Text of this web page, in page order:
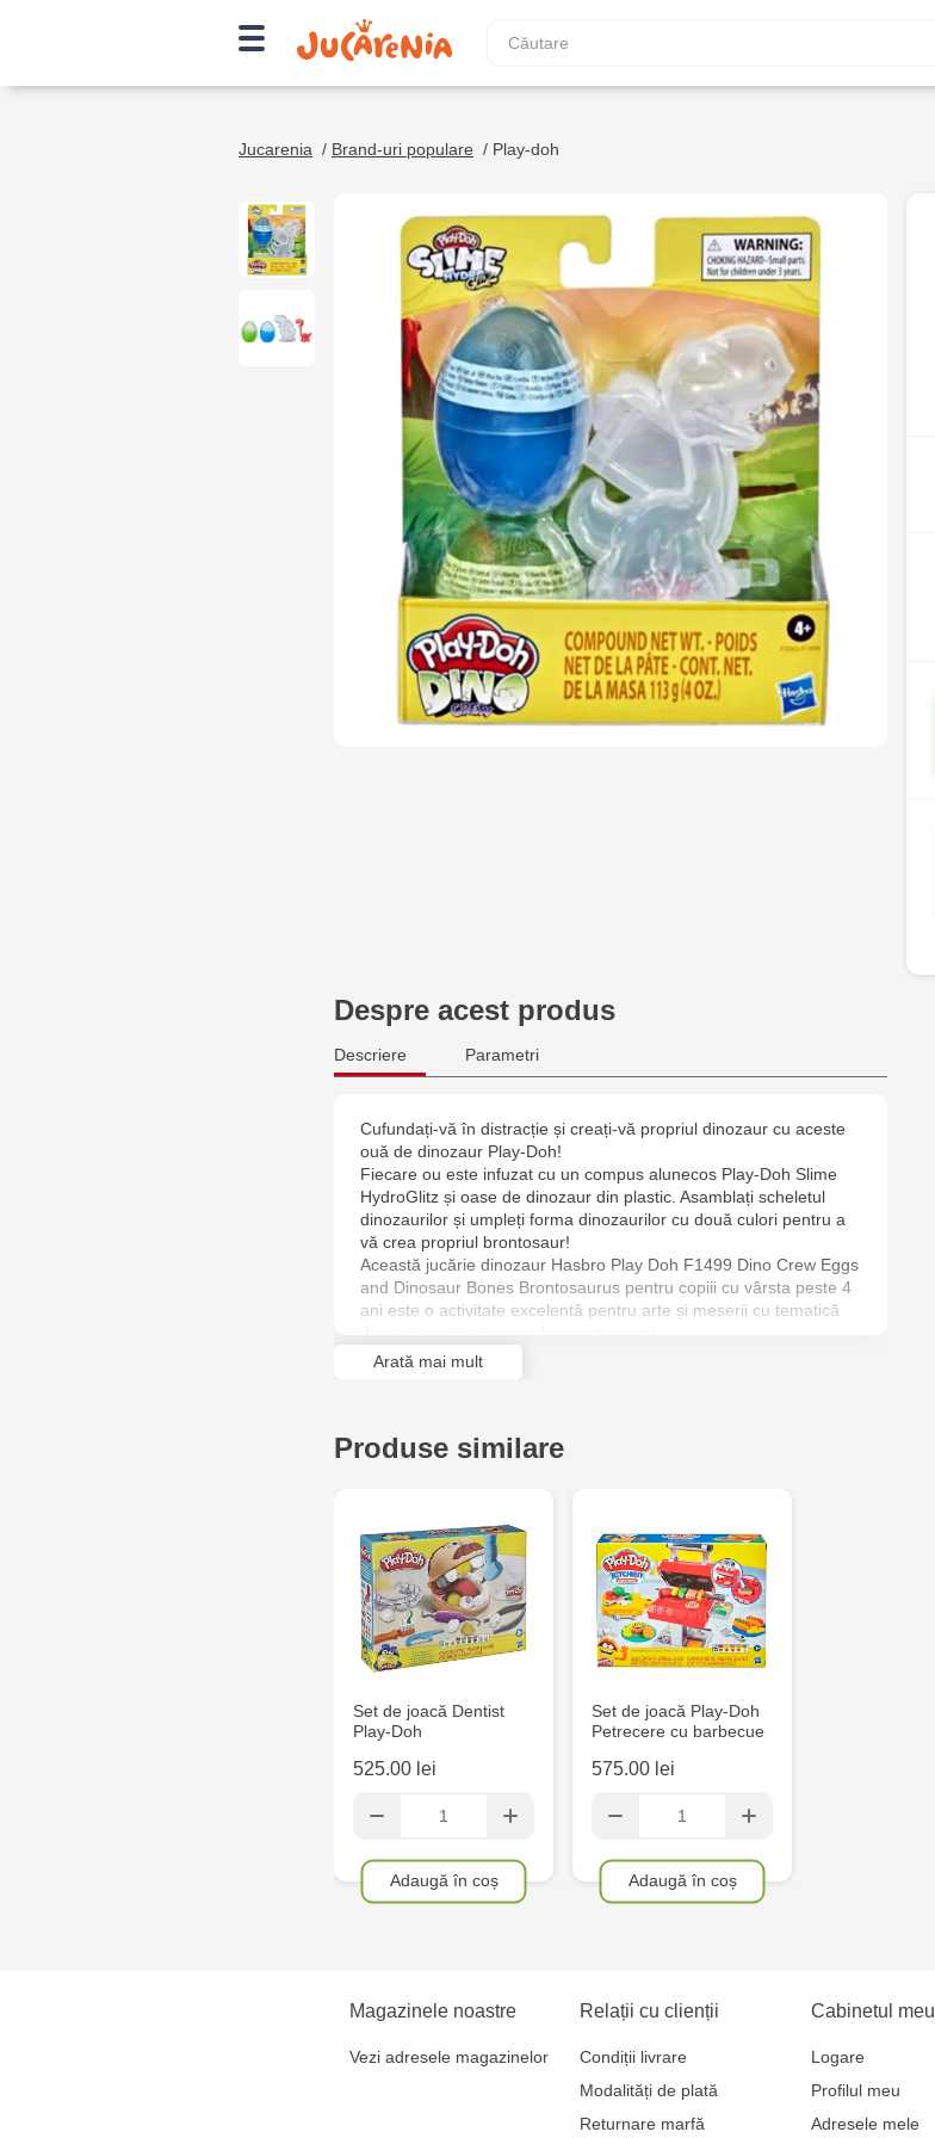
Jucarenia / Brand-uri populare / Play-doh
Despre acest produs
Descriere Parametri
Cufundați-vă în distracție și creați-vă propriul dinozaur cu aceste
ouă de dinozaur Play-Doh!
Fiecare ou este infuzat cu un compus alunecos Play-Doh Slime
HydroGlitz și oase de dinozaur din plastic. Asamblați scheletul
dinozaurilor și umpleți forma dinozaurilor cu două culori pentru a
vă crea propriul brontosaur!
Această jucărie dinozaur Hasbro Play Doh F1499 Dino Crew Eggs
and Dinosaur Bones Brontosaurus pentru copiii cu vârsta peste 4
ani este o activitate excelentă pentru arte și meserii cu tematică
Caracteristici: Hatch aceste ouă de dinozaur de jucărie pentru a
dinozaur transparent pentru a crea un brontosaur colorat. Acest
specificațiile și echipamentul produsului fără a anunța vânzătorul.
Specificați parametrii importanți pentru dvs. atunci când
comandați. Greutate: 260g
Arată mai mult
Produse similare
Set de joacă Dentist
Play-Doh
525.00 lei
Adaugă în coș
Set de joacă Play-Doh
Petrecere cu barbecue
575.00 lei
Adaugă în coș
Magazinele noastre
Vezi adresele magazinelor
Relații cu clienții
Condiții livrare
Modalități de plată
Returnare marfă
Cabinetul meu
Logare
Profilul meu
Adresele mele